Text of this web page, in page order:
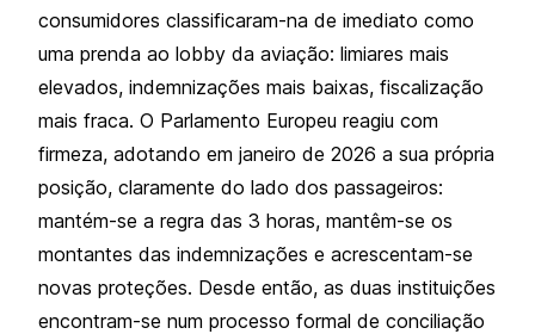
consumidores classificaram-na de imediato como
uma prenda ao lobby da aviação: limiares mais
elevados, indemnizações mais baixas, fiscalização
mais fraca. O Parlamento Europeu reagiu com
firmeza, adotando em janeiro de 2026 a sua própria
posição, claramente do lado dos passageiros:
mantém-se a regra das 3 horas, mantêm-se os
montantes das indemnizações e acrescentam-se
novas proteções. Desde então, as duas instituições
encontram-se num processo formal de conciliação